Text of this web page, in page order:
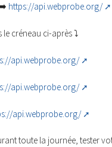
https://api.webprobe.org/
créneau ci-après ⤵️
api.webprobe.org/
api.webprobe.org/
api.webprobe.org/
toute la journée, tester